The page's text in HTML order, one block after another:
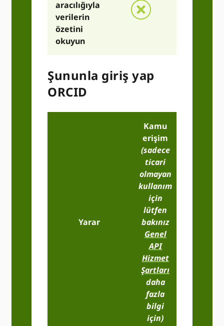
aracılığıyla
verilerin
özetini
okuyun
Şununla giriş yap
ORCID
Yarar
Kamu
erişim
(sadece
ticari
olmayan
kullanım
için
lütfen
bakınız
Genel
API
Hizmet
Şartları
daha
fazla
bilgi
için)